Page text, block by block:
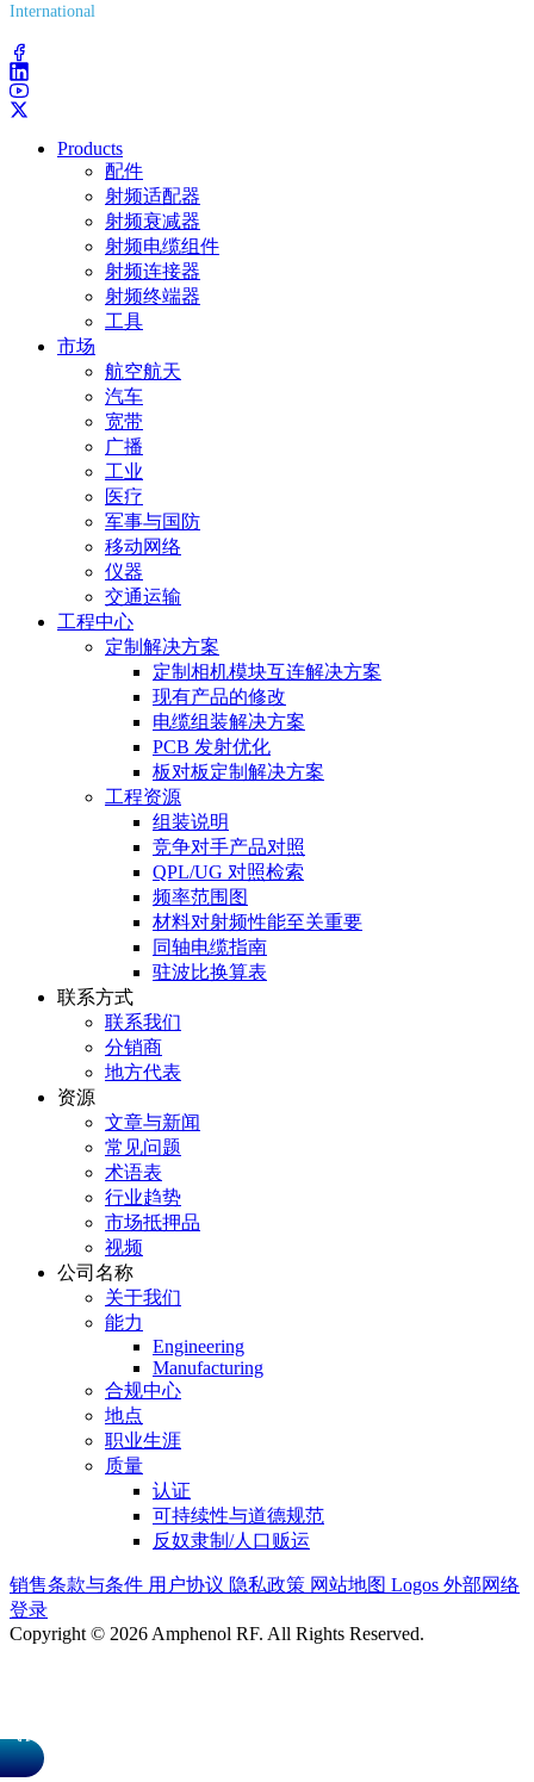
International
Products
配件
射频适配器
射频衰减器
射频电缆组件
射频连接器
射频终端器
工具
市场
航空航天
汽车
宽带
广播
工业
医疗
军事与国防
移动网络
仪器
交通运输
工程中心
定制解决方案
定制相机模块互连解决方案
现有产品的修改
电缆组装解决方案
PCB 发射优化
板对板定制解决方案
工程资源
组装说明
竞争对手产品对照
QPL/UG 对照检索
频率范围图
材料对射频性能至关重要
同轴电缆指南
驻波比换算表
联系方式
联系我们
分销商
地方代表
资源
文章与新闻
常见问题
术语表
行业趋势
市场抵押品
视频
公司名称
关于我们
能力
Engineering
Manufacturing
合规中心
地点
职业生涯
质量
认证
可持续性与道德规范
反奴隶制/人口贩运
销售条款与条件 用户协议 隐私政策 网站地图 Logos 外部网络
登录
Copyright © 2026 Amphenol RF. All Rights Reserved.